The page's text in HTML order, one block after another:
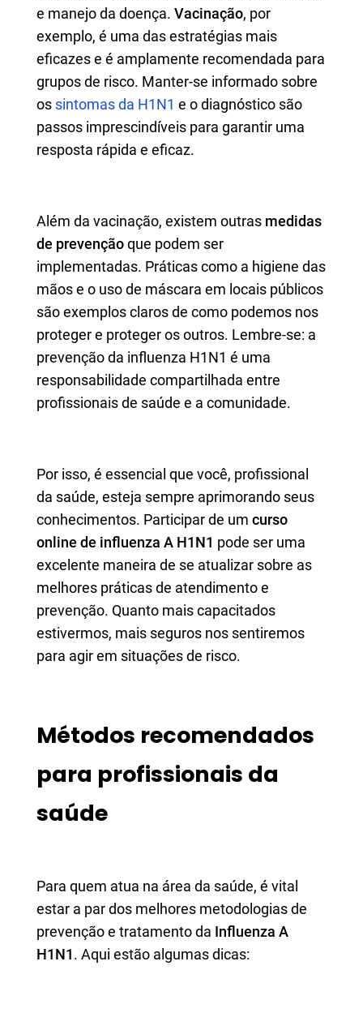
e manejo da doença. Vacinação, por
exemplo, é uma das estratégias mais
eficazes e é amplamente recomendada para
grupos de risco. Manter-se informado sobre
os sintomas da H1N1 e o diagnóstico são
passos imprescindíveis para garantir uma
resposta rápida e eficaz.
Além da vacinação, existem outras medidas
de prevençãoque podem ser
implementadas. Práticas como a higiene das
mãos e o uso de máscara em locais públicos
são exemplos claros de como podemos nos
proteger e proteger os outros. Lembre-se: a
prevenção da influenza H1N1 é uma
responsabilidade compartilhada entre
profissionais de saúde e a comunidade.
Por isso, é essencial que você, profissional
da saúde, esteja sempre aprimorando seus
conhecimentos. Participar de um curso
online de influenza A H1N1 pode ser uma
excelente maneira de se atualizar sobre as
melhores práticas de atendimento e
prevenção. Quanto mais capacitados
estivermos, mais seguros nos sentiremos
para agir em situações de risco.
Métodos recomendados
para profissionais da
saúde
Para quem atua na área da saúde, é vital
estar a par dos melhores metodologias de
prevenção e tratamento da Influenza A
H1N1. Aqui estão algumas dicas: